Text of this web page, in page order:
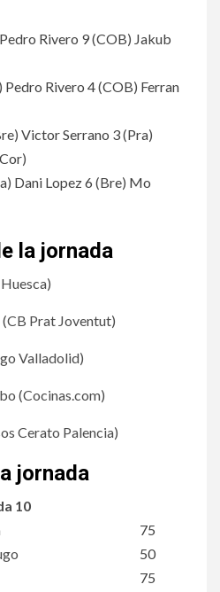
Pedro Rivero 9(COB) Jakub
) Pedro Rivero 4(COB) Ferran
) Victor Serrano 3(Pra)
Cor)
) Dani Lopez 6 (Bre) Mo
la jornada
Prat Joventut)
Valladolid)
(Cocinas.com)
Cerato Palencia)
jornada
10
75
50
75